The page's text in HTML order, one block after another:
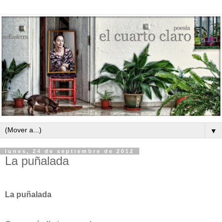
▼
lunes, 24 de septiembre de 2012
La puñalada
La puñalada